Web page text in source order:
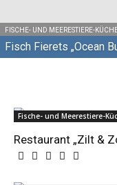
FISCHE- UND MEERESTIERE-
Fisch Fierets „Ocean
Fische- und Meerestiere-
Restaurant „Zilt &